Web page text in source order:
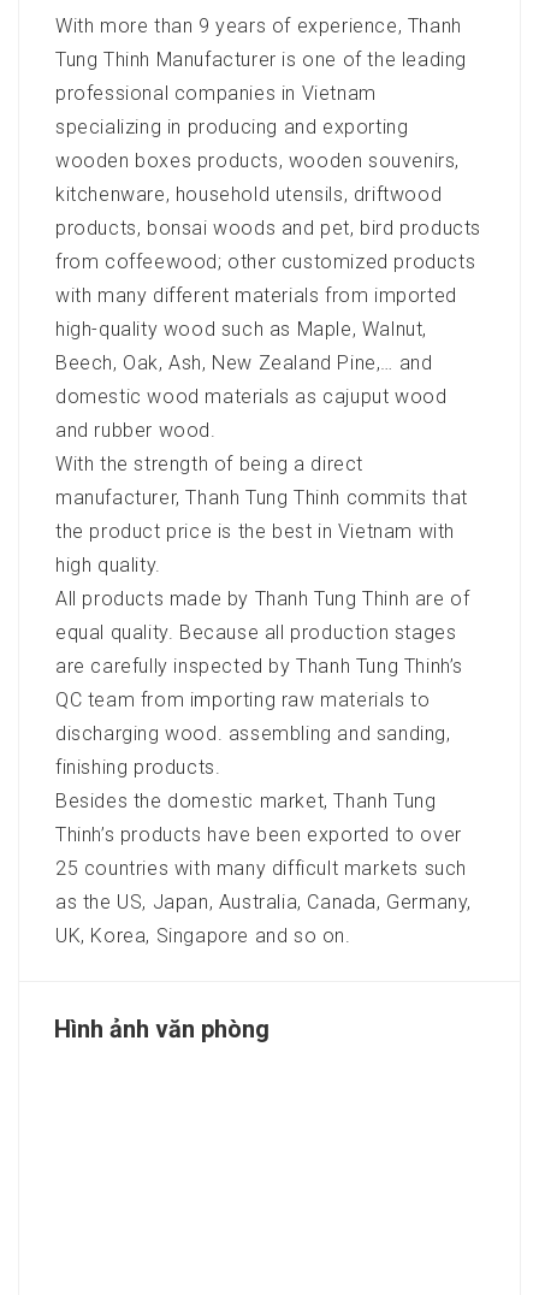
With more than 9 years of experience, Thanh
Tung Thinh Manufacturer is one of the leading
professional companies in Vietnam
specializing in producing and exporting
wooden boxes products, wooden souvenirs,
kitchenware, household utensils, driftwood
products, bonsai woods and pet, bird products
from coffeewood; other customized products
with many different materials from imported
high-quality wood such as Maple, Walnut,
Beech, Oak, Ash, New Zealand Pine,… and
domestic wood materials as cajuput wood
and rubber wood.
With the strength of being a direct
manufacturer, Thanh Tung Thinh commits that
the product price is the best in Vietnam with
high quality.
All products made by Thanh Tung Thinh are of
equal quality. Because all production stages
are carefully inspected by Thanh Tung Thinh’s
QC team from importing raw materials to
discharging wood. assembling and sanding,
finishing products.
Besides the domestic market, Thanh Tung
Thinh’s products have been exported to over
25 countries with many difficult markets such
as the US, Japan, Australia, Canada, Germany,
UK, Korea, Singapore and so on.
Hình ảnh văn phòng